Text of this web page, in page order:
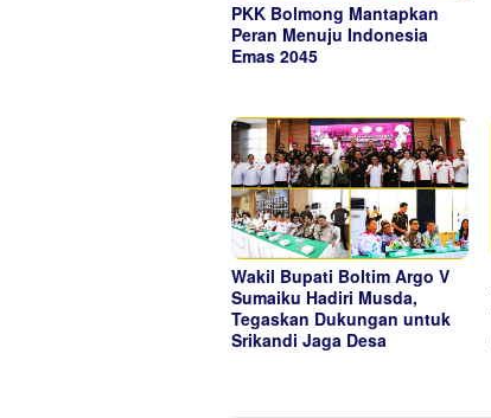
PKK Bolmong Mantapkan
Peran Menuju Indonesia
Emas 2045
Wakil Bupati Boltim Argo V
Sumaiku Hadiri Musda,
Tegaskan Dukungan untuk
Srikandi Jaga Desa